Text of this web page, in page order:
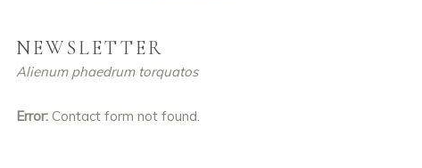
NEWSLETTER
Alienum phaedrum torquatos
Error:Contact form not found.